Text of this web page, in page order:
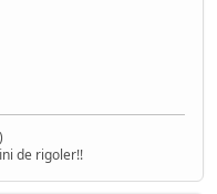
de rigoler!!